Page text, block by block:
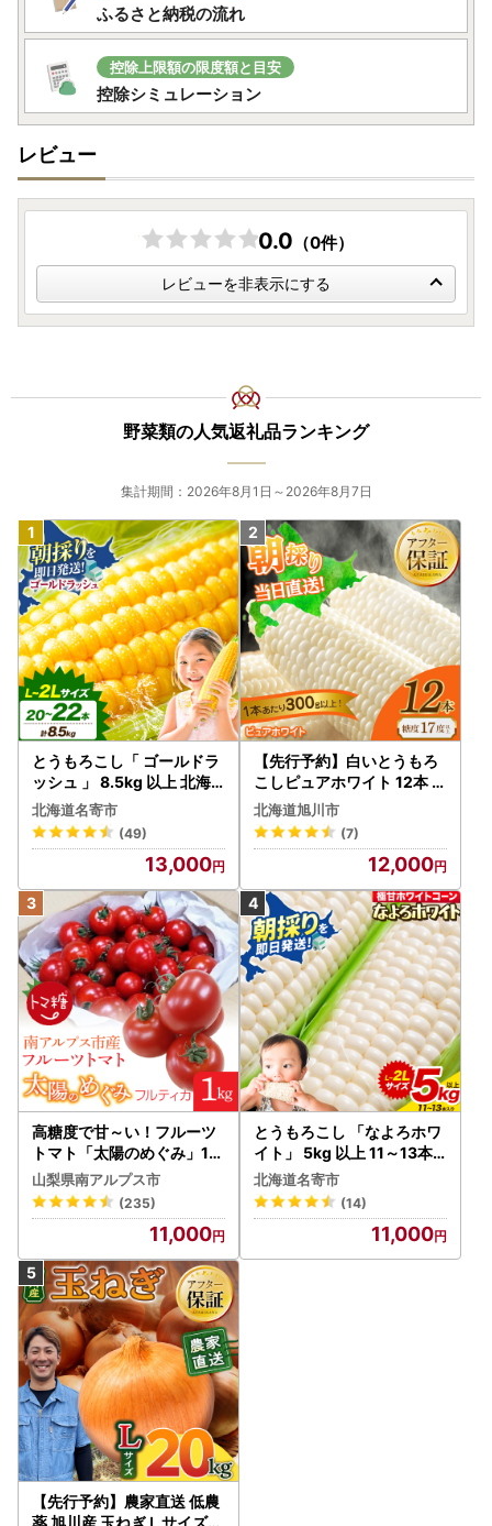
〒311-3892 茨城県行方市麻生1561番地9
行方市ふるさと応援寄附金事務局
（行方市企画部魅力発信課）
ふるさと納税の流れ
控除上限額の限度額と目安
控除シミュレーション
レビュー
0.0 （0件）
レビューを非表示にする
野菜類の人気返礼品ランキング
集計期間：2026年8月1日～2026年8月7日
とうもろこし「 ゴールドラ
ッシュ 」 8.5kg 以上 北海
道 名寄 スイートコーン
北海道名寄市
(49)
13,000
【先行予約】白いとうもろ
こしピュアホワイト 12本 3.
6kg（2026年8月下旬から
発送開始） とうもろこし
北海道旭川市
(7)
12,000
高糖度で甘～い！フルーツ
トマト「太陽のめぐみ」1k
g ALPBI001 | 高糖度 おす
すめ 産地直送 新鮮 フレッ
シュ 高栄養素 南アルプス市
山梨県南アルプス市
(235)
11,000
とうもろこし 「なよろホワ
イト」 5kg 以上 11～13本
名寄 とうもろこし
北海道名寄市
(14)
11,000
【先行予約】農家直送 低農
薬 旭川産 玉ねぎＬサイズ2